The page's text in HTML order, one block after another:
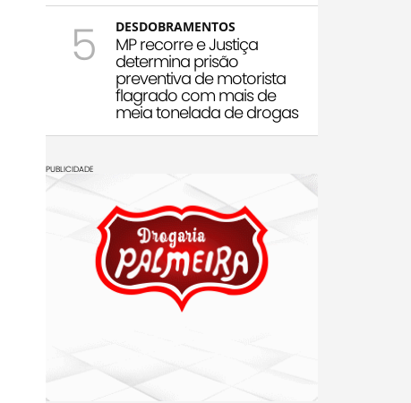
5 DESDOBRAMENTOS
MP recorre e Justiça
determina prisão
preventiva de motorista
flagrado com mais de
meia tonelada de drogas
PUBLICIDADE